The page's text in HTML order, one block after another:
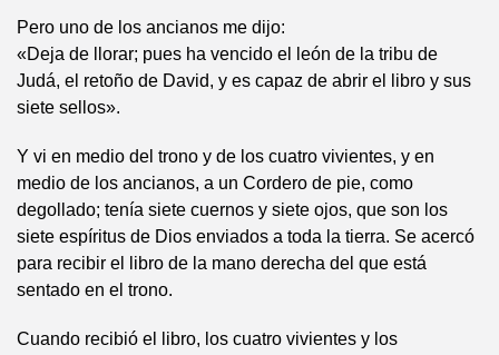
Pero uno de los ancianos me dijo:
«Deja de llorar; pues ha vencido el león de la tribu de
Judá, el retoño de David, y es capaz de abrir el libro y sus
siete sellos».
Y vi en medio del trono y de los cuatro vivientes, y en
medio de los ancianos, a un Cordero de pie, como
degollado; tenía siete cuernos y siete ojos, que son los
siete espíritus de Dios enviados a toda la tierra. Se acercó
para recibir el libro de la mano derecha del que está
sentado en el trono.
Cuando recibió el libro, los cuatro vivientes y los